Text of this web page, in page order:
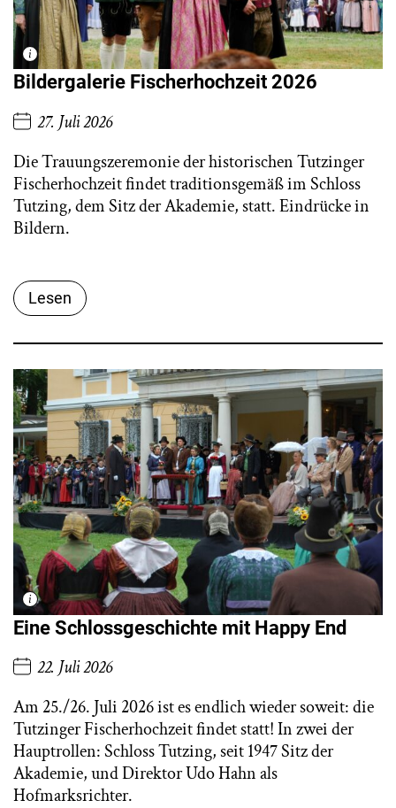
Bildergalerie Fischerhochzeit 2026
27. Juli 2026
Die Trauungszeremonie der historischen Tutzinger
Fischerhochzeit findet traditionsgemäß im Schloss
Tutzing, dem Sitz der Akademie, statt. Eindrücke in
Bildern.
Lesen
Eine Schlossgeschichte mit Happy End
22. Juli 2026
Am 25./26. Juli 2026 ist es endlich wieder soweit: die
Tutzinger Fischerhochzeit findet statt! In zwei der
Hauptrollen: Schloss Tutzing, seit 1947 Sitz der
Akademie, und Direktor Udo Hahn als
Hofmarksrichter.